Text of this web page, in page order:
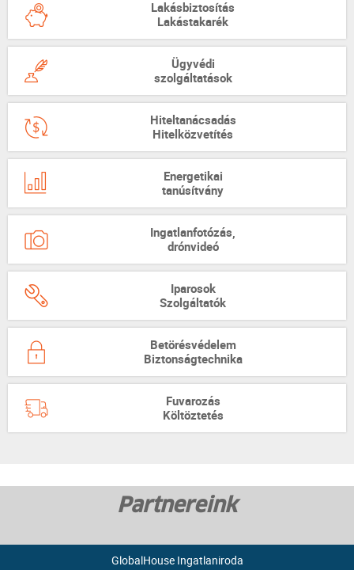
Lakásbiztosítás
Lakástakarék
Ügyvédi
szolgáltatások
Hiteltanácsadás
Hitelközvetítés
Energetikai
tanúsítvány
Ingatlanfotózás,
drónvideó
Iparosok
Szolgáltatók
Betörésvédelem
Biztonságtechnika
Fuvarozás
Költöztetés
Partnereink
GlobalHouse Ingatlaniroda